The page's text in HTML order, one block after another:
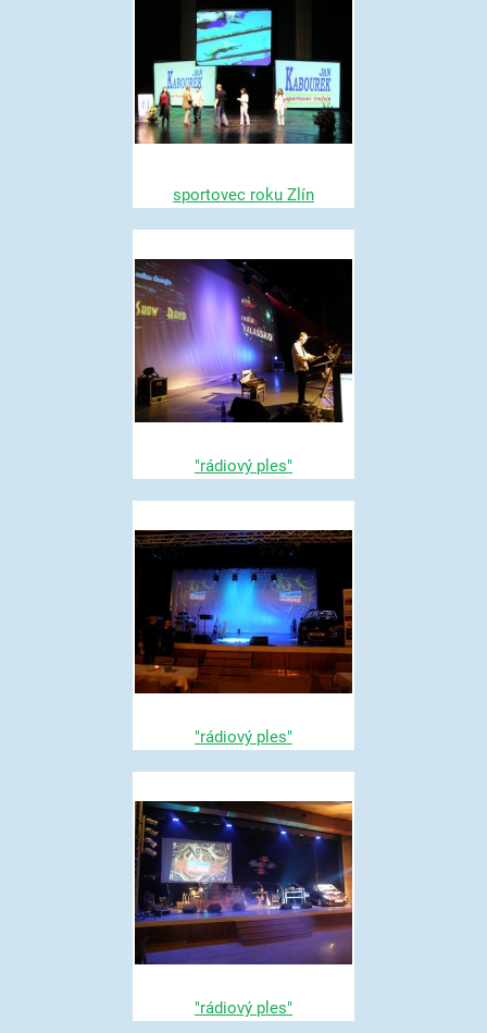
sportovec roku Zlín
"rádiový ples"
"rádiový ples"
"rádiový ples"